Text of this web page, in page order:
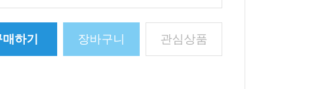
하기 장바구니 관심상품